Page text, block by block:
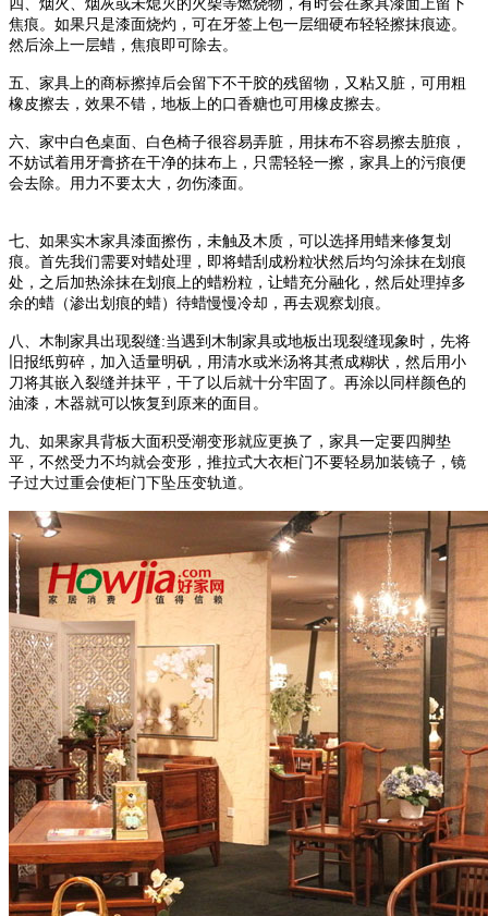
四、烟火、烟灰或未熄灭的火柴等燃烧物，有时会在家具漆面上留下
焦痕。如果只是漆面烧灼，可在牙签上包一层细硬布轻轻擦抹痕迹。
然后涂上一层蜡，焦痕即可除去。
五、家具上的商标擦掉后会留下不干胶的残留物，又粘又脏，可用粗
橡皮擦去，效果不错，地板上的口香糖也可用橡皮擦去。
六、家中白色桌面、白色椅子很容易弄脏，用抹布不容易擦去脏痕，
不妨试着用牙膏挤在干净的抹布上，只需轻轻一擦，家具上的污痕便
会去除。用力不要太大，勿伤漆面。
七、如果实木家具漆面擦伤，未触及木质，可以选择用蜡来修复划
痕。首先我们需要对蜡处理，即将蜡刮成粉粒状然后均匀涂抹在划痕
处，之后加热涂抹在划痕上的蜡粉粒，让蜡充分融化，然后处理掉多
余的蜡（渗出划痕的蜡）待蜡慢慢冷却，再去观察划痕。
八、木制家具出现裂缝:当遇到木制家具或地板出现裂缝现象时，先将
旧报纸剪碎，加入适量明矾，用清水或米汤将其煮成糊状，然后用小
刀将其嵌入裂缝并抹平，干了以后就十分牢固了。再涂以同样颜色的
油漆，木器就可以恢复到原来的面目。
九、如果家具背板大面积受潮变形就应更换了，家具一定要四脚垫
平，不然受力不均就会变形，推拉式大衣柜门不要轻易加装镜子，镜
子过大过重会使柜门下坠压变轨道。